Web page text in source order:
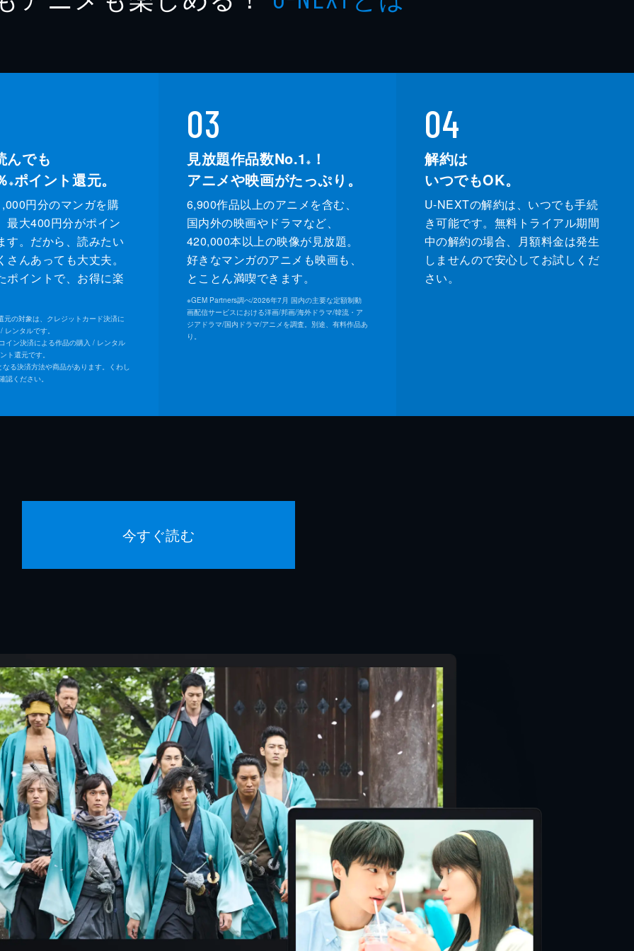
んでも
※ポイント還元。
円分のマンガを購
最大400円分がポイン
す。だから、読みたい
さんあっても大丈夫。
ポイントで、お得に楽
元の対象は、クレジットカード決済に
ンタルです。
イン決済による作品の購入 / レンタル
ト還元です。
なる決済方法や商品があります。くわし
認ください。
03
見放題作品数No.1 ※
！
アニメや映画がたっぷり。
6,900作品以上のアニメを含む、
国内外の映画やドラマなど、
420,000本以上の映像が見放題。
好きなマンガのアニメも映画も、
とことん満喫できます。
※GEM Partners調べ/2026年7⽉ 国内の主要な定額制動
画配信サービスにおける洋画/邦画/海外ドラマ/韓流・ア
ジアドラマ/国内ドラマ/アニメを調査。別途、有料作品あ
り。
04
解約は
いつでもOK。
U-NEXTの解約は、いつでも手続
き可能です。無料トライアル期間
中の解約の場合、月額料金は発生
しませんので安心してお試しくだ
さい。
今すぐ読む